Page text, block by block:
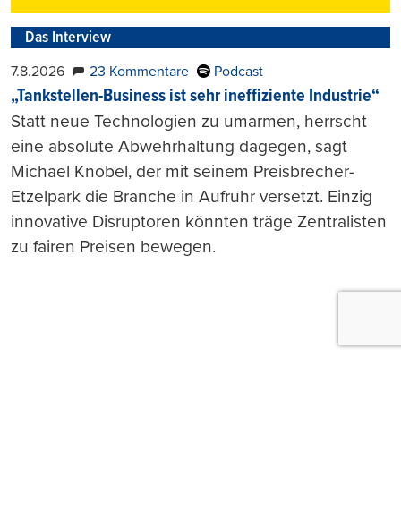
Das Interview
7.8.2026 23 Kommentare Podcast
„Tankstellen-Business ist sehr ineffiziente Industrie“
Statt neue Technologien zu umarmen, herrscht
eine absolute Abwehrhaltung dagegen, sagt
Michael Knobel, der mit seinem Preisbrecher-
Etzelpark die Branche in Aufruhr versetzt. Einzig
innovative Disruptoren könnten träge Zentralisten
zu fairen Preisen bewegen.